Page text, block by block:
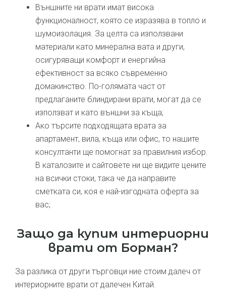
Външните ни врати имат висока
функционалност, която се изразява в топло и
шумоизолация. За целта са използвани
материали като минерална вата и други,
осигуряващи комфорт и енергийна
ефективност за всяко съвременно
домакинство. По-голямата част от
предлаганите блиндирани врати, могат да се
използват и като външни за къща;
Ако търсите подходящата врата за
апартамент, вила, къща или офис, то нашите
консултанти ще помогнат за правилния избор.
В каталозите и сайтовете ни ще видите цените
на всички стоки, така че да направите
сметката си, коя е най-изгодната оферта за
вас;
Защо да купим интериорни
врати от Борман?
За разлика от други търговци ние стоим далеч от
интериорните врати от далечен Китай.